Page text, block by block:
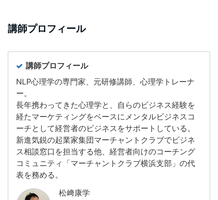
講師プロフィール
講師プロフィール
NLP心理学の専門家、元研修講師、心理学トレーナ
ー。
長年携わってきた心理学と、自らのビジネス経験を
経たマーケティングをベースにメンタルビジネスコ
ーチとして経営者のビジネスをサポートしている。
新進気鋭の起業家集団マーチャントクラブでビジネ
ス相談窓口を担当する他、経営者向けのコーチング
コミュニティ「マーチャントクラブ横浜支部」の代
表を務める。
松﨑康学